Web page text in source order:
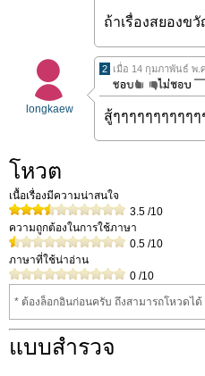
ถ้าเรื่องสยองข
longkaew
2 เมื่อ 14 กุมภาพันธ์ พ.
สู้ๆๆๆๆๆๆๆๆๆๆ
โหวต
เนื้อเรื่องมีความน่าสนใจ
3.5 /10
ความถูกต้องในการใช้ภาษา
0.5 /10
ภาษาที่ใช้น่าอ่าน
0 /10
* ต้องล็อกอินก่อนครับ ถึงสามารถโหวดได้
แบบสำรวจ